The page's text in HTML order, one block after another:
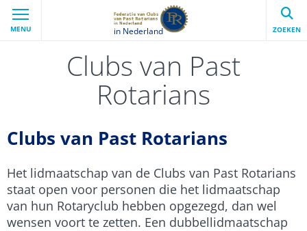
MENU in Nederland ZOEKEN
Clubs van Past
Rotarians
Clubs van Past Rotarians
Het lidmaatschap van de Clubs van Past Rotarians
staat open voor personen die het lidmaatschap
van hun Rotaryclub hebben opgezegd, dan wel
wensen voort te zetten. Een dubbellidmaatschap